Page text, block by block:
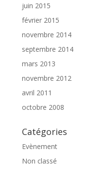
juin 2015
février 2015
novembre 2014
septembre 2014
mars 2013
novembre 2012
avril 2011
octobre 2008
Catégories
Evènement
Non classé